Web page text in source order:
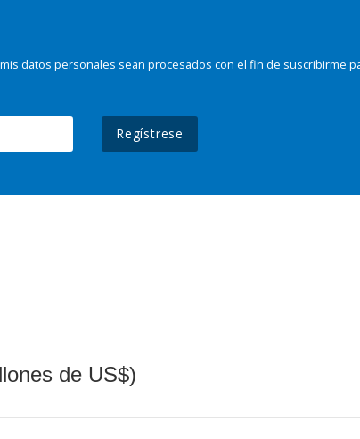
datos personales sean procesados con el fin de suscribirme
Regístrese
de US$)